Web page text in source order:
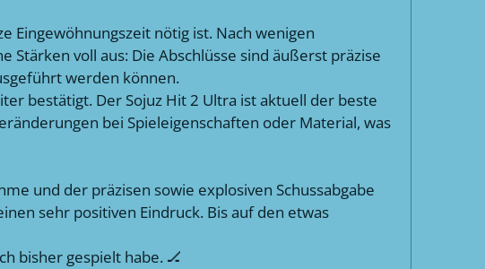
Eingewöhnungszeit nötig ist. Nach wenigen
voll aus: Die Abschlüsse sind äußerst präzise
werden können.
bestätigt. Der Sojuz Hit 2 Ultra ist aktuell der beste
bei Spieleigenschaften oder Material, was
und der präzisen sowie explosiven Schussabgabe
sehr positiven Eindruck. Bis auf den etwas
bisher gespielt habe. 🏒